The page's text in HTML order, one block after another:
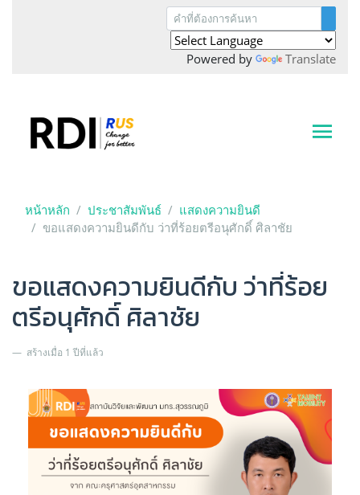
Powered by Translate
หน้าหลัก ประชาสัมพันธ์
แสดงความยินดี
ขอแสดงความยินดีกับ ว่าที่ร้อยตรีอนุศักดิ์ ศิลาชัย
ขอแสดงความยินดีกับ ว่าที่ร้อย
ตรีอนุศักดิ์ ศิลาชัย
สร้างเมื่อ 1 ปีที่แล้ว